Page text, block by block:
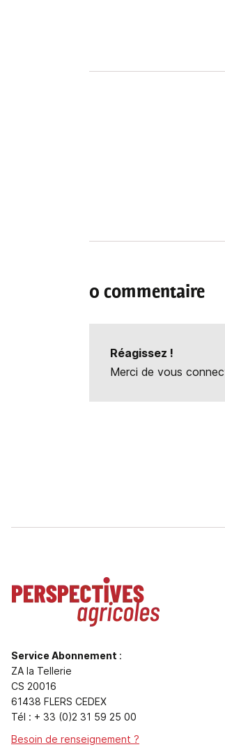
0 commentaire
Réagissez !
Merci de vous
Service Abonnement :
ZA la Tellerie
CS 20016
61438 FLERS CEDEX
Tél : + 33 (0)2 31 59 25 00
Besoin de renseignement ?